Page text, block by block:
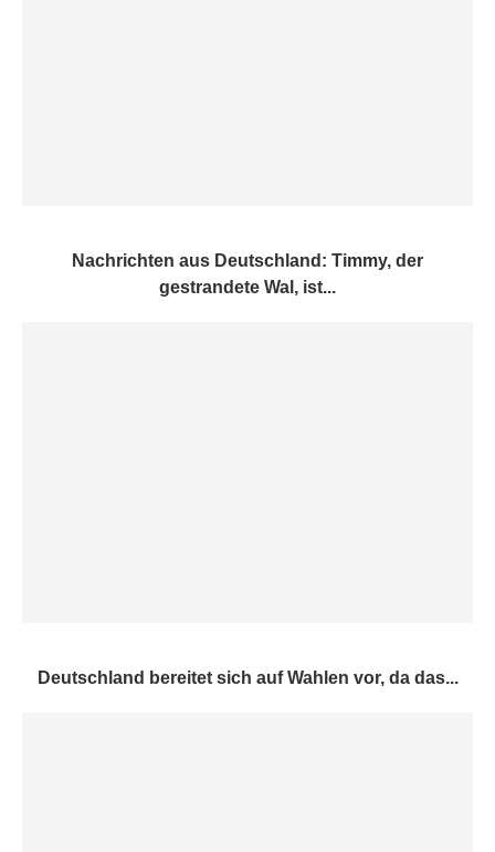
Nachrichten aus Deutschland: Timmy, der
gestrandete Wal, ist...
Deutschland bereitet sich auf Wahlen vor, da das...